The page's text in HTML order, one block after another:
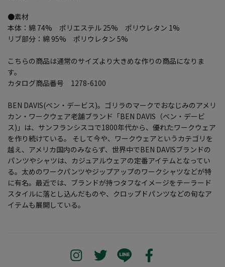
●素材
本体：綿 74% ポリエステル 25% ポリウレタン 1%
リブ部分：綿 95% ポリウレタン 5%
こちらの商品は通常のサイズより大きめな作りの商品になりま
す。
カタログ商品番号 1278-6100
BEN DAVIS(ベン・デービス)。ゴリラのマークでおなじみのアメリ
カン・ワークウェア老舗ブランド「BEN DAVIS（ベン・デービ
ス)」は、サンフランシスコで1800年代から、優れたワークウェア
を作り続けている。 そして今や、ワークウェアというカテゴリを
越え、アメリカ国内のみならず、世界中でBEN DAVISブランドの
パンツやシャツは、カジュアルウェアの定番アイテムとなってい
る。太めのワークパンツやジップアップのワークシャツなどが特
に有名。最近では、ブランドが持つタフなイメージをテーラード
スタイルに落とし込んだものや、クロップドパンツなどの旬なア
イテムも展開している。